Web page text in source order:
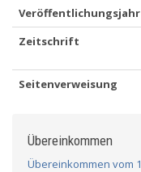
Veröffentlichungsjahr
Zeitschrift
Seitenverweisung
Übereinkommen
Übereinkommen vom